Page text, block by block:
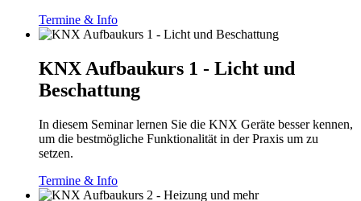
Termine & Info
KNX Aufbaukurs 1 - Licht und
Beschattung
In diesem Seminar lernen Sie die KNX Geräte besser kennen,
um die bestmögliche Funktionalität in der Praxis um zu
setzen.
Termine & Info